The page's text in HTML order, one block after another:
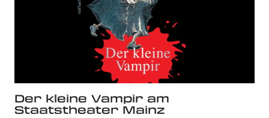
Der kleine Vampir am
Staatstheater Mainz